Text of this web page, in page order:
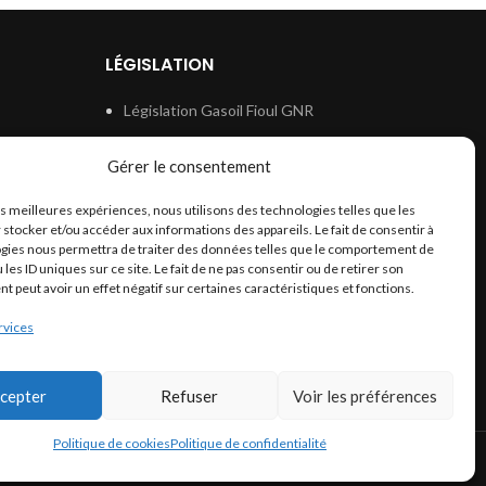
Gérer le consentement
meilleures expériences, nous utilisons des technologies telles que les
et/ou accéder aux informations des appareils. Le fait de consentir à
nous permettra de traiter des données telles que le comportement de
les ID uniques sur ce site. Le fait de ne pas consentir ou de retirer son
peut avoir un effet négatif sur certaines caractéristiques et fonctions.
Refuser Voir les préférences
Politique de cookiesPolitique de confidentialité
LÉGISLATION
Législation Gasoil Fioul GNR
Législation Eau
Législation Lubrifiant
Législation Phytosanitaire